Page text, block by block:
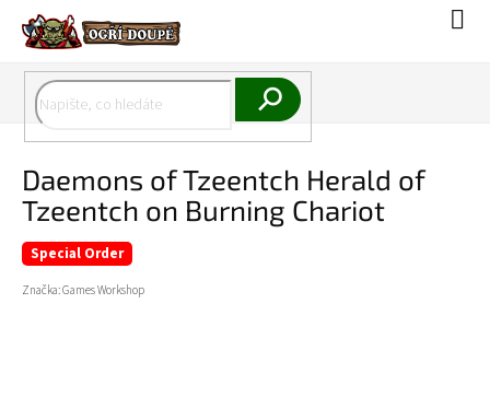
obsah
Daemons of Tzeentch Herald of
Tzeentch on Burning Chariot
Special Order
Značka:Games Workshop